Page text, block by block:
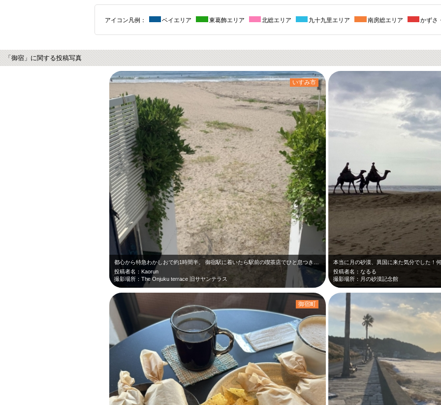
アイコン凡例： ベイエリア 東葛飾エリア 北総エリア 九十九里エリア 南房総エリア かずさ
「御宿」に関する投稿写真
都心から特急わかしおで約1時間半。 御宿駅に着いたら駅前の喫茶店でひと息つき…
投稿者名：Kaorun
撮影場所：The Onjuku terrace 旧サヤンテラス
いすみ市
本当に月の砂漠、異国に来た気分でした！
投稿者名：なるる
撮影場所：月の砂漠記念館
御宿町